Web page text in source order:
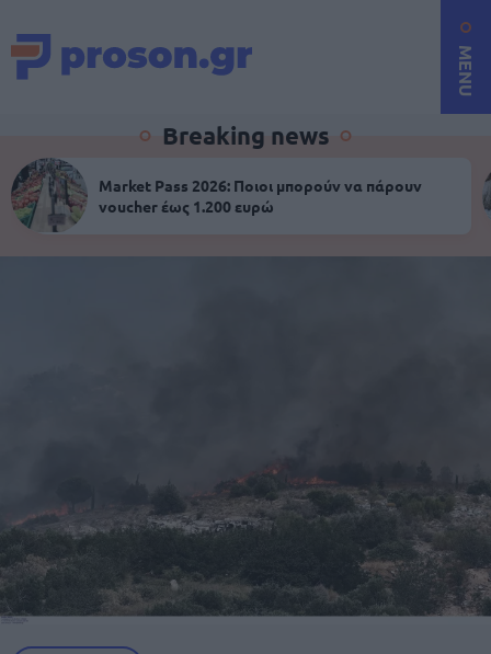
MENU
Breaking news
Market Pass 2026: Ποιοι μπορούν να πάρουν
voucher έως 1.200 ευρώ